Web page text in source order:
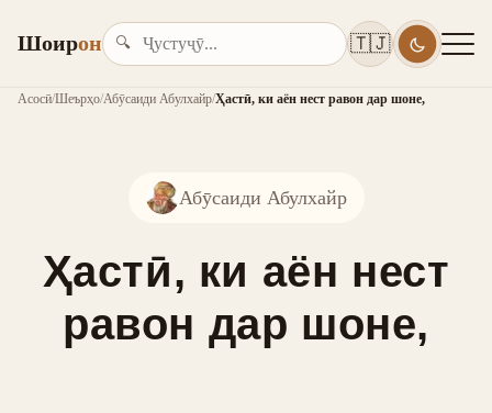
Шоирон 🔍 🇹🇯
Асосӣ/Шеърҳо/Абӯсаиди Абулхайр/Ҳастӣ, ки аён нест равон дар шоне,
Абӯсаиди Абулхайр
Ҳастӣ, ки аён нест
равон дар шоне,